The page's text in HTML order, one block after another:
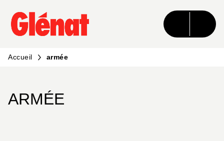
MENU RECHERCHE CONTENU
PIED DE PAGE
Accueil armée
ARMÉE